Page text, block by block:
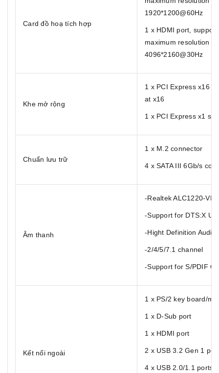
Card đồ hoạ tích hợp
1920*1200@60Hz
1 x HDMI port,
maximum resolution of
4096*2160@30Hz
Khe mở rộng
1 x PCI Express x16
at x16
1 x PCI Express x1 slot
Chuẩn lưu trữ
1 x M.2 connector
4 x SATA III 6Gb/s
Âm thanh
-Realtek ALC1220-VB
-Support for DTS:X
-Hight Definition Audio
-2/4/5/7.1 channel
-Support for S/PDIF
Kết nối ngoài
1 x PS/2 key board/
1 x D-Sub port
1 x HDMI port
2 x USB 3.2 Gen 1
4 x USB 2.0/1.1 ports